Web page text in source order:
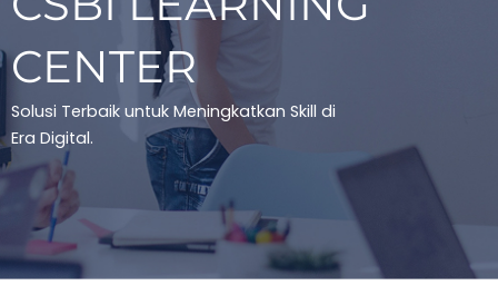
CENTER
Solusi Terbaik untuk Meningkatkan Skill di
Era Digital.